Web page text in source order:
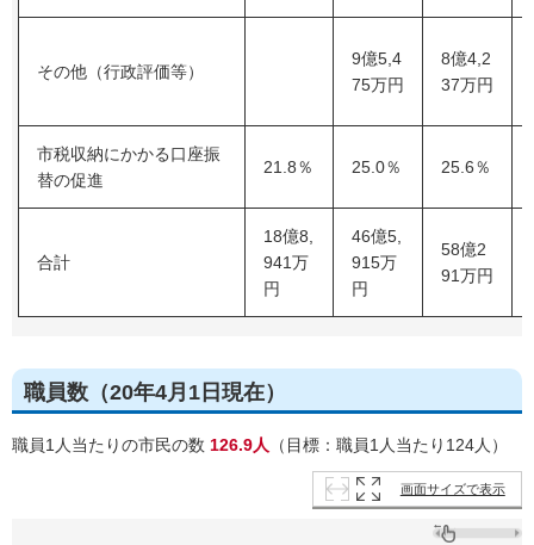
その他（行政評価等）
9億5,4
75万円
8億4,2
37万円
市税収納にかかる口座振
替の促進
21.8％ 25.0％ 25.6％
合計
18億8,
941万
円
46億5,
915万
円
58億2
91万円
職員数（20年4月1日現在）
職員1人当たりの市民の数 126.9人 （目標：職員1人当たり124人）
画面サイズで表示